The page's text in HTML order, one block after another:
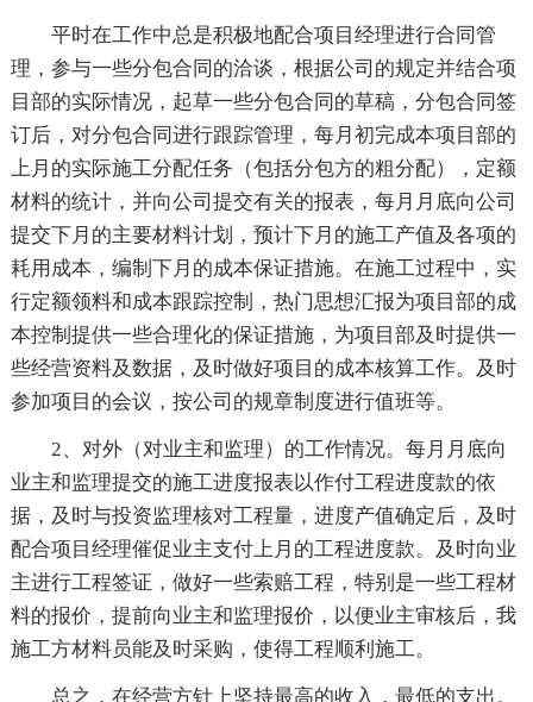
平时在工作中总是积极地配合项目经理进行合同管
理，参与一些分包合同的洽谈，根据公司的规定并结合项
目部的实际情况，起草一些分包合同的草稿，分包合同签
订后，对分包合同进行跟踪管理，每月初完成本项目部的
上月的实际施工分配任务（包括分包方的粗分配），定额
材料的统计，并向公司提交有关的报表，每月月底向公司
提交下月的主要材料计划，预计下月的施工产值及各项的
耗用成本，编制下月的成本保证措施。在施工过程中，实
行定额领料和成本跟踪控制，热门思想汇报为项目部的成
本控制提供一些合理化的保证措施，为项目部及时提供一
些经营资料及数据，及时做好项目的成本核算工作。及时
参加项目的会议，按公司的规章制度进行值班等。
2、对外（对业主和监理）的工作情况。每月月底向
业主和监理提交的施工进度报表以作付工程进度款的依
据，及时与投资监理核对工程量，进度产值确定后，及时
配合项目经理催促业主支付上月的工程进度款。及时向业
主进行工程签证，做好一些索赔工程，特别是一些工程材
料的报价，提前向业主和监理报价，以便业主审核后，我
施工方材料员能及时采购，使得工程顺利施工。
总之，在经营方针上坚持最高的收入，最低的支出。